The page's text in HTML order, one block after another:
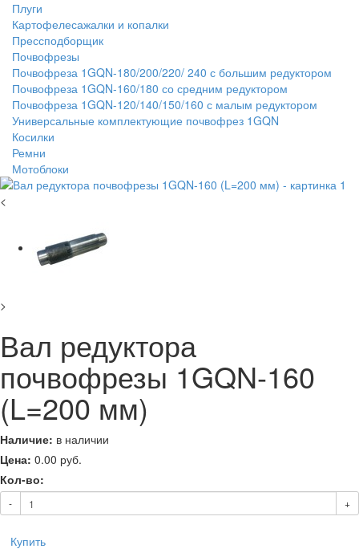
Плуги
Картофелесажалки и копалки
Прессподборщик
Почвофрезы
Почвофреза 1GQN-180/200/220/ 240 с большим редуктором
Почвофреза 1GQN-160/180 со средним редуктором
Почвофреза 1GQN-120/140/150/160 с малым редуктором
Универсальные комплектующие почвофрез 1GQN
Косилки
Ремни
Мотоблоки
<
>
Вал редуктора
почвофрезы 1GQN-160
(L=200 мм)
Наличие: в наличии
Цена: 0.00 руб.
Кол-во:
- +
Купить